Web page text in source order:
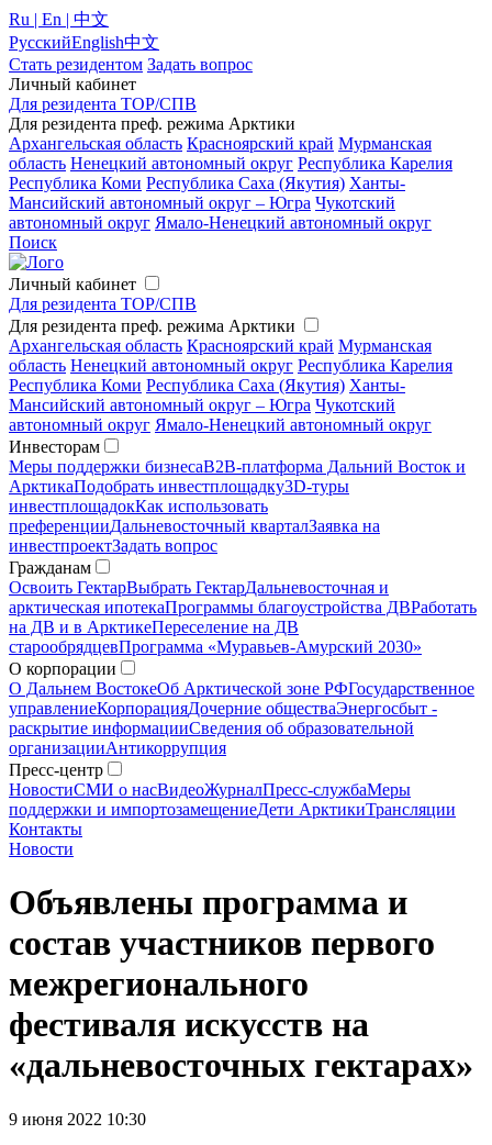
Ru | En | 中文
РусскийEnglish中文
Стать резидентом Задать вопрос
Личный кабинет
Для резидента ТОР/СПВ
Для резидента преф. режима Арктики
Архангельская область Красноярский край Мурманская
область Ненецкий автономный округ Республика Карелия
Республика Коми Республика Саха (Якутия) Ханты-
Мансийский автономный округ – Югра Чукотский
автономный округ Ямало-Ненецкий автономный округ
Поиск
Личный кабинет
Для резидента ТОР/СПВ
Для резидента преф. режима Арктики
Архангельская область Красноярский край Мурманская
область Ненецкий автономный округ Республика Карелия
Республика Коми Республика Саха (Якутия) Ханты-
Мансийский автономный округ – Югра Чукотский
автономный округ Ямало-Ненецкий автономный округ
Инвесторам
Меры поддержки бизнесаB2B-платформа Дальний Восток и
АрктикаПодобрать инвестплощадку3D-туры
инвестплощадокКак использовать
преференцииДальневосточный кварталЗаявка на
инвестпроектЗадать вопрос
Гражданам
Освоить ГектарВыбрать ГектарДальневосточная и
арктическая ипотекаПрограммы благоустройства ДВРаботать
на ДВ и в АрктикеПереселение на ДВ
старообрядцевПрограмма «Муравьев-Амурский 2030»
О корпорации
О Дальнем ВостокеОб Арктической зоне РФГосударственное
управлениеКорпорацияДочерние обществаЭнергосбыт -
раскрытие информацииСведения об образовательной
организацииАнтикоррупция
Пресс-центр
НовостиСМИ о насВидеоЖурналПресс-службаМеры
поддержки и импортозамещениеДети АрктикиТрансляции
Контакты
Новости
Объявлены программа и
состав участников первого
межрегионального
фестиваля искусств на
«дальневосточных гектарах»
9 июня 2022 10:30